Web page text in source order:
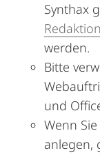
Synthax
werden.
Bitte
und
Wenn
anlegen,